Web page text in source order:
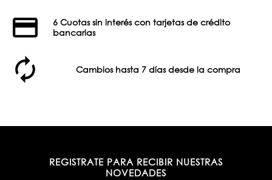
6 Cuotas sin interés con tarjetas de crédito
bancarias
Cambios hasta 7 días desde la compra
REGISTRATE PARA RECIBIR NUESTRAS
NOVEDADES